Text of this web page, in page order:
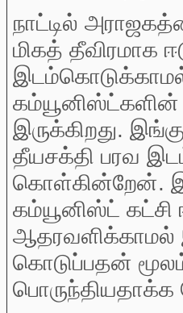
நாட்டில்
மிகத் தீவிரமாக
கம்யூனிஸ்ட்களின்
இருக்கிறது.
தீயசக்தி பரவ
கொள்கின்றேன்.
கம்யூனிஸ்ட்
ஆதரவளிக்காமல்
கொடுப்பதன்
பொருந்தியதாக்க